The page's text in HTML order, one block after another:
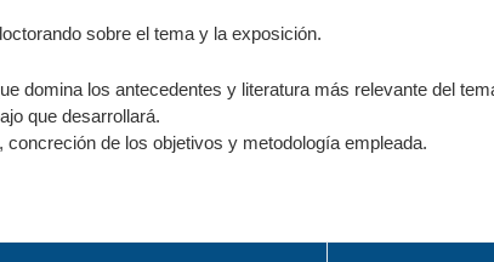
sobre el tema y la exposición.
domina los antecedentes y literatura más relevante del
que desarrollará.
de los objetivos y metodología empleada.